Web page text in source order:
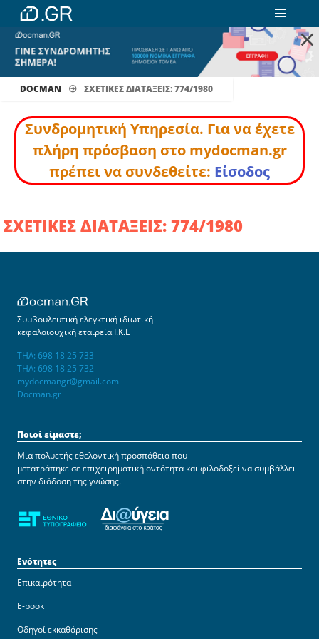
×
DOCMAN ΣΧΕΤΙΚΕΣ ΔΙΑΤΑΞΕΙΣ: 774/1980
Συνδρομητική Υπηρεσία. Για να έχετε
πλήρη πρόσβαση στο mydocman.gr
πρέπει να συνδεθείτε: Είσοδος
ΣΧΕΤΙΚΕΣ ΔΙΑΤΑΞΕΙΣ: 774/1980
Συμβουλευτική ελεγκτική ιδιωτική
κεφαλαιουχική εταιρεία Ι.Κ.Ε
ΤΗΛ: 698 18 25 733
ΤΗΛ: 698 18 25 732
mydocmangr@gmail.com
Docman.gr
Ποιοί είμαστε;
Μια πολυετής εθελοντική προσπάθεια που
μετατράπηκε σε επιχειρηματική οντότητα και φιλοδοξεί να συμβάλλει
στην διάδοση της γνώσης.
Ενότητες
Επικαιρότητα
E-book
Οδηγοί εκκαθάρισης